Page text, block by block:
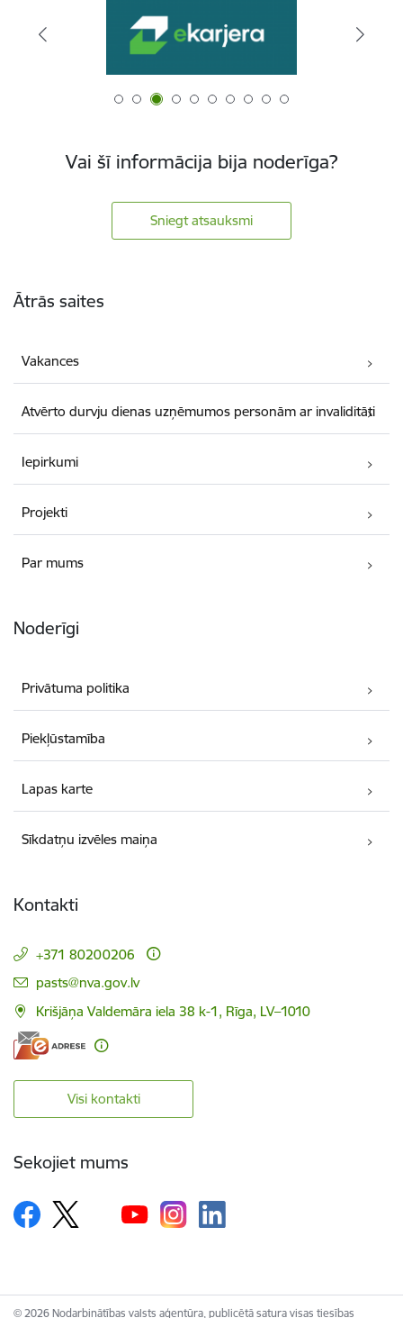
Vai šī informācija bija noderīga?
Sniegt atsauksmi
Ātrās saites
Vakances
Atvērto durvju dienas uzņēmumos personām ar invaliditāti
Iepirkumi
Projekti
Par mums
Noderīgi
Privātuma politika
Piekļūstamība
Lapas karte
Sīkdatņu izvēles maiņa
Kontakti
+371 80200206
E-pasts:
pasts@nva.gov.lv
Krišjāņa Valdemāra iela 38 k-1, Rīga, LV–1010
Visi kontakti
Sekojiet mums
© 2026 Nodarbinātības valsts aģentūra, publicētā satura visas tiesības